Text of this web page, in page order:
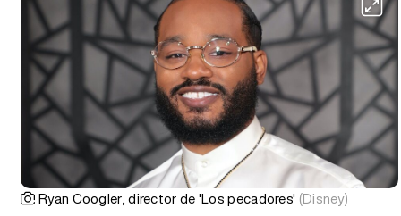
Ryan Coogler, director de 'Los pecadores' (Disney)